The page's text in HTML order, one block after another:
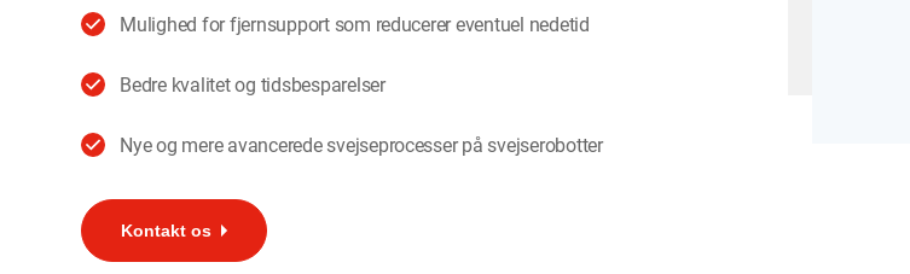
Mulighed for fjernsupport som reducerer eventuel nedetid
Bedre kvalitet og tidsbesparelser
Nye og mere avancerede svejseprocesser på svejserobotter
Kontakt os